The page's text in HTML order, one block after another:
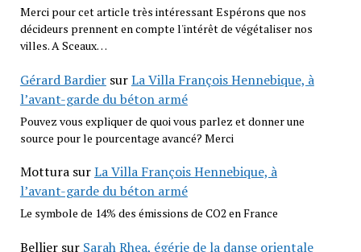
Merci pour cet article très intéressant Espérons que nos
décideurs prennent en compte l'intérêt de végétaliser nos
villes. A Sceaux…
Gérard BardiersurLa Villa François Hennebique, à
l’avant-garde du béton armé
Pouvez vous expliquer de quoi vous parlez et donner une
source pour le pourcentage avancé? Merci
MotturasurLa Villa François Hennebique, à
l’avant-garde du béton armé
Le symbole de 14% des émissions de CO2 en France
Belliersur Sarah Rhea, égérie de la danse orientale